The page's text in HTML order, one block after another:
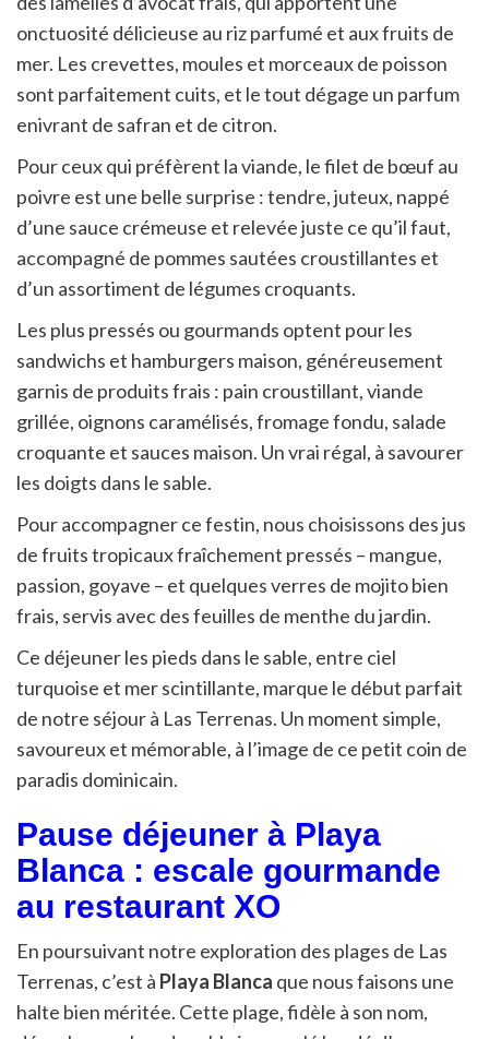
onctuosité délicieuse au riz parfumé et aux fruits de
mer. Les crevettes, moules et morceaux de poisson
sont parfaitement cuits, et le tout dégage un parfum
enivrant de safran et de citron.
Pour ceux qui préfèrent la viande, le filet de bœuf au
poivre est une belle surprise : tendre, juteux, nappé
d’une sauce crémeuse et relevée juste ce qu’il faut,
accompagné de pommes sautées croustillantes et
d’un assortiment de légumes croquants.
Les plus pressés ou gourmands optent pour les
sandwichs et hamburgers maison, généreusement
garnis de produits frais : pain croustillant, viande
grillée, oignons caramélisés, fromage fondu, salade
croquante et sauces maison. Un vrai régal, à savourer
les doigts dans le sable.
Pour accompagner ce festin, nous choisissons des jus
de fruits tropicaux fraîchement pressés – mangue,
passion, goyave – et quelques verres de mojito bien
frais, servis avec des feuilles de menthe du jardin.
Ce déjeuner les pieds dans le sable, entre ciel
turquoise et mer scintillante, marque le début parfait
de notre séjour à Las Terrenas. Un moment simple,
savoureux et mémorable, à l’image de ce petit coin de
paradis dominicain.
Pause déjeuner à Playa
Blanca : escale gourmande
au restaurant XO
En poursuivant notre exploration des plages de Las
Terrenas, c’est à Playa Blanca que nous faisons une
halte bien méritée. Cette plage, fidèle à son nom,